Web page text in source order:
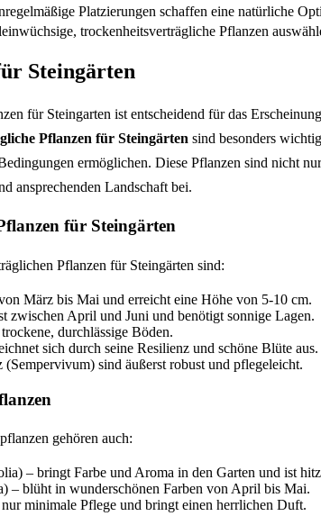
Platzierungen schaffen eine natürliche
trockenheitsverträgliche Pflanzen
Steingärten
für Steingarten ist entscheidend für das
Pflanzen für Steingärten sind besonders
ermöglichen. Diese Pflanzen sind nicht
ansprechenden Landschaft bei.
für Steingärten
Pflanzen für Steingärten sind:
März bis Mai und erreicht eine Höhe von 5-10 cm.
zwischen April und Juni und benötigt sonnige Lagen.
durchlässige Böden.
sich durch seine Resilienz und schöne Blüte aus.
sind äußerst robust und pflegeleicht.
gehören auch:
– bringt Farbe und Aroma in den Garten und ist
– blüht in wunderschönen Farben von April bis Mai.
minimale Pflege und bringt einen herrlichen Duft.